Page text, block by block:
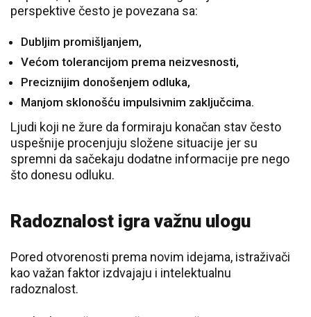
perspektive često je povezana sa:
Dubljim promišljanjem,
Većom tolerancijom prema neizvesnosti,
Preciznijim donošenjem odluka,
Manjom sklonošću impulsivnim zaključcima.
Ljudi koji ne žure da formiraju konačan stav često
uspešnije procenjuju složene situacije jer su
spremni da sačekaju dodatne informacije pre nego
što donesu odluku.
Radoznalost igra važnu ulogu
Pored otvorenosti prema novim idejama, istraživači
kao važan faktor izdvajaju i intelektualnu
radoznalost.